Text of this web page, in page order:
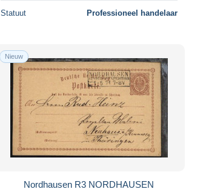
Statuut Professioneel handelaar
Nieuw
Nordhausen R3 NORDHAUSEN